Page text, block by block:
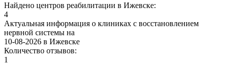
Найдено центров реабилитации в Ижевске:
4
Актуальная информация о клиниках с восстановлением
нервной системы на
10-08-2026 в Ижевске
Количество отзывов:
1